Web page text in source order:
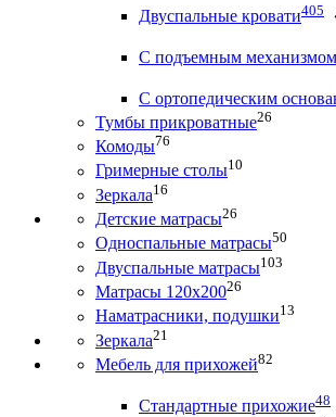
Двуспальные кровати405
С подъемным механизмом
С ортопедическим
Тумбы прикроватные26
Комоды76
Гримерные столы10
Зеркала16
Детские матрасы26
Односпальные матрасы50
Двуспальные матрасы103
Матрасы 120х20026
Наматрасники, подушки13
Зеркала21
Мебель для прихожей82
Стандартные прихожие48